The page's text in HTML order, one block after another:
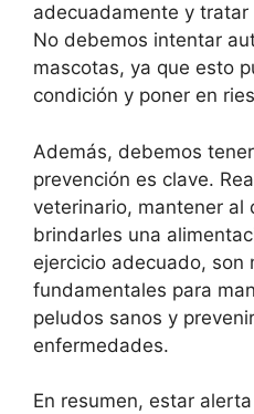
adecuadamente y
No debemos intentar
mascotas, ya que esto
condición y poner en
Además, debemos
prevención es clave.
veterinario, mantener al
brindarles una
ejercicio adecuado, son
fundamentales para
peludos sanos y
enfermedades.
En resumen, estar